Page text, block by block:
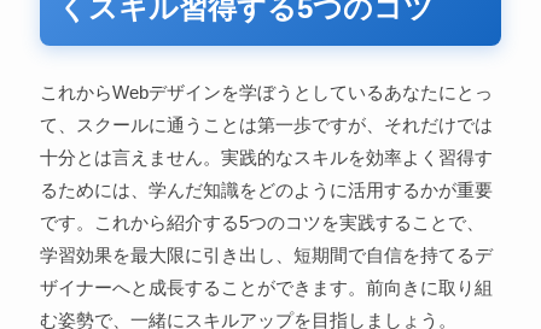
くスキル習得する5つのコツ
これからWebデザインを学ぼうとしているあなたにとっ
て、スクールに通うことは第一歩ですが、それだけでは
十分とは言えません。実践的なスキルを効率よく習得す
るためには、学んだ知識をどのように活用するかが重要
です。これから紹介する5つのコツを実践することで、
学習効果を最大限に引き出し、短期間で自信を持てるデ
ザイナーへと成長することができます。前向きに取り組
む姿勢で、一緒にスキルアップを目指しましょう。